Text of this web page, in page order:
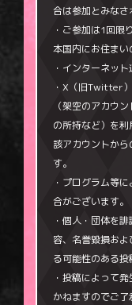
合は参加とみなさ
・ご参加は1回限
本国内にお住まい
・インターネッ
・X（旧Twitter
（架空のアカウ
の所持など）を
該アカウントか
す。
・プログラム等
合がございます。
・個人・団体を
容、名誉毀損お
る可能性のある投
・投稿によって
かねますのでご了